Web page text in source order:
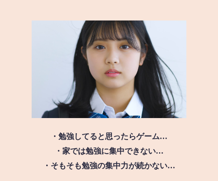
・勉強してると思ったらゲーム…
・家では勉強に集中できない…
・そもそも勉強の集中力が続かない…